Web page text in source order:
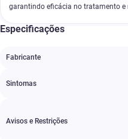
garantindo eficácia no tratamento e
Especificações
Fabricante
Sintomas
Avisos e Restrições